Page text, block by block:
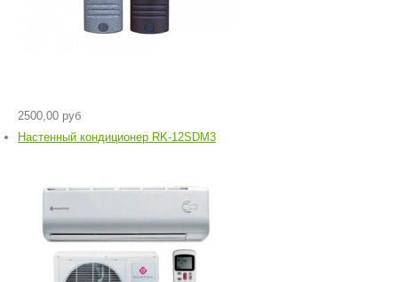
2500,00 руб
Настенный кондиционер RK-12SDM3